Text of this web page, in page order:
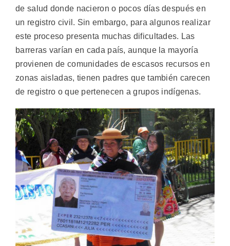
de salud donde nacieron o pocos días después en
un registro civil. Sin embargo, para algunos realizar
este proceso presenta muchas dificultades. Las
barreras varían en cada país, aunque la mayoría
provienen de comunidades de escasos recursos en
zonas aisladas, tienen padres que también carecen
de registro o que pertenecen a grupos indígenas.